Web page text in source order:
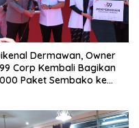
Dermawan, Owner
Corp Kembali Bagikan
Paket Sembako ke